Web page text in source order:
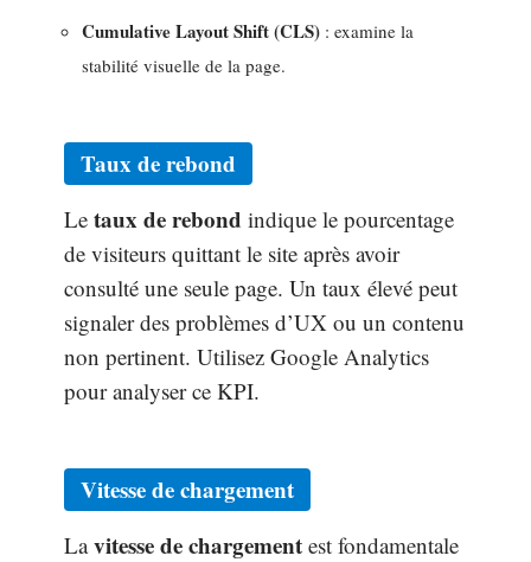
Cumulative Layout Shift (CLS) : examine la
stabilité visuelle de la page.
Taux de rebond
Le taux de rebond indique le pourcentage
de visiteurs quittant le site après avoir
consulté une seule page. Un taux élevé peut
signaler des problèmes d’UX ou un contenu
non pertinent. Utilisez Google Analytics
pour analyser ce KPI.
Vitesse de chargement
Lavitesse de chargement est fondamentale